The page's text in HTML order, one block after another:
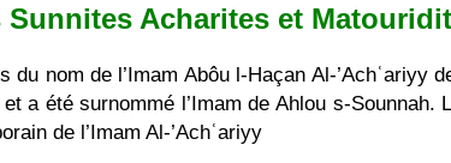
Sunnites Acharites et
du nom de l’Imam Abôu l-Haçan Al-’Achʿariyy
a été surnommé l’Imam de Ahlou s-
de l’Imam Al-’Achʿariyy